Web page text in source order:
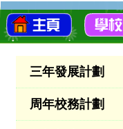
三年發展計劃
周年校務計劃